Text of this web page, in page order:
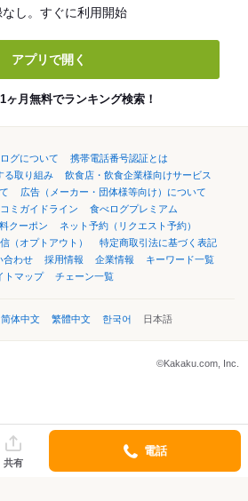
し。すぐに利用開始
アプリで開く
ヶ月無料でランキング検索！
グについて
携帯電話番号認証とは
る取り組み
飲食店・飲食企業様向けサービス
広告（メーカー・団体様等向け）について
ミガイドライン
食べログプレミアム
クーポン
ネット予約（リクエスト予約）
（オプトアウト）
特定商取引法に基づく表記
合わせ 採用情報 企業情報
キーワード一覧
トマップ
チェーン一覧
简体中文 繁體中文 한국어 日本語
©Kakaku.com, Inc.
共有
電話